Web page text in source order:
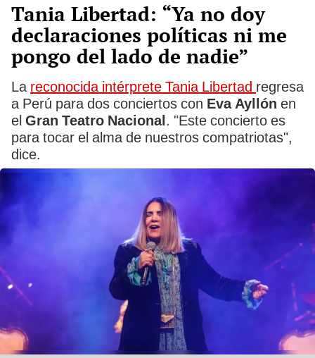
Tania Libertad: “Ya no doy
declaraciones políticas ni me
pongo del lado de nadie”
La reconocida intérprete Tania Libertad regresa
a Perú para dos conciertos con Eva Ayllón en
el Gran Teatro Nacional. "Este concierto es
para tocar el alma de nuestros compatriotas",
dice.